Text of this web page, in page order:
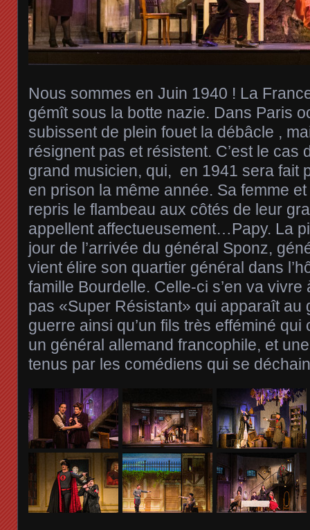
Nous sommes en Juin 1940 ! La
gémît sous la botte nazie. Dans Paris
subissent de plein fouet la débâcle ,
résignent pas et résistent. C’est le cas
grand musicien, qui, en 1941 sera fait
en prison la même année. Sa femme
repris le flambeau aux côtés de leur
appellent affectueusement…Papy. La
jour de l’arrivée du général Sponz,
vient élire son quartier général dans
famille Bourdelle. Celle-ci s’en va vivre
pas «Super Résistant» qui apparaît au
guerre ainsi qu’un fils très efféminé
un général allemand francophile, et
tenus par les comédiens qui se